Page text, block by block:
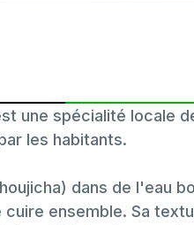
une spécialité locale
les habitants.
dans de l'eau
ensemble. Sa